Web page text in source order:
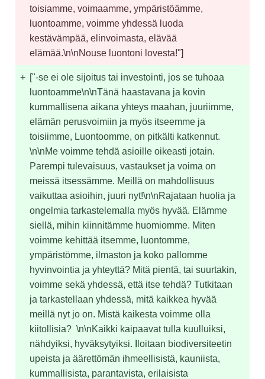
toisiamme, voimaamme, ympäristöämme,
luontoamme, voimme yhdessä luoda
kestävämpää, elinvoimasta, elävää
elämää.\n\nNouse luontoni lovesta!"]
+ ["-se ei ole sijoitus tai investointi, jos se tuhoaa
luontoamme\n\nTänä haastavana ja kovin
kummallisena aikana yhteys maahan, juuriimme,
elämän perusvoimiin ja myös itseemme ja
toisiimme, Luontoomme, on pitkälti katkennut.
\n\nMe voimme tehdä asioille oikeasti jotain.
Parempi tulevaisuus, vastaukset ja voima on
meissä itsessämme. Meillä on mahdollisuus
vaikuttaa asioihin, juuri nyt!\n\nRajataan huolia ja
ongelmia tarkastelemalla myös hyvää. Elämme
siellä, mihin kiinnitämme huomiomme. Miten
voimme kehittää itsemme, luontomme,
ympäristömme, ilmaston ja koko pallomme
hyvinvointia ja yhteyttä? Mitä pientä, tai suurtakin,
voimme sekä yhdessä, että itse tehdä? Tutkitaan
ja tarkastellaan yhdessä, mitä kaikkea hyvää
meillä nyt jo on. Mistä kaikesta voimme olla
kiitollisia?  \n\nKaikki kaipaavat tulla kuulluiksi,
nähdyiksi, hyväksytyiksi.
loitaan biodiversiteetin
upeista ja äärettömän ihmeellisistä, kauniista,
kummallisista, parantavista, erilaisista